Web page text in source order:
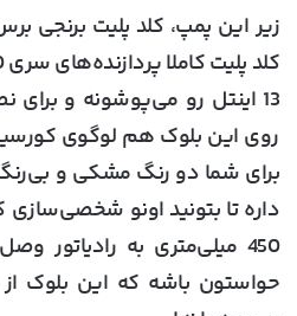
زیر این پمپ، کلد پلیت برنجی
13 اینتل رو می‌پوشونه و
روی این بلوک هم لوگوی
برای شما دو رنگ مشکی و
داره تا بتونید اونو شخصی‌سازی
450 میلی‌متری به رادیاتور
حواستون باشه که این بلوک از